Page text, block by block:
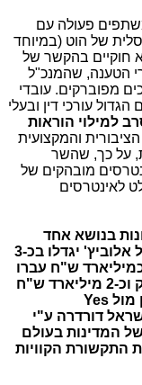
פעולה עם
של הוט (במיוחד
חוקיים בהקשר של
הטענה, שהמנכ"ל
מפוברקים. עובדי
עורכי דין ובעלי
למילוי הוראות
והמקצועית
על כך, שהשר
מובהקים של
לאינטרסים
בנושא אחד
בלבד: לדאוג לכך, ש"דמי הכיס" של שאול אלוביץ' יגדלו בכ-3
ש"ח עברו
ושות' מול בזק וכ-2 מיליארד ש"ח
עברו במסלול של מועצת הכבלים והלוויין מול Yes
דורדרה ע"י
המדינות בעולם
התקשורת הקוויות